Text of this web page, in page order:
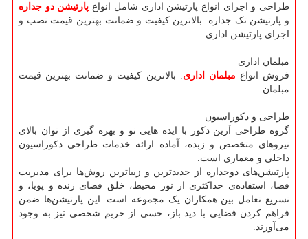
طراحی و اجرای انواع پارتیشن اداری شامل انواع پارتیشن دو جداره
و پارتیشن تک جداره. بالاترین کیفیت و ضمانت بهترین قیمت نصب و
اجرای پارتیشن اداری.
مبلمان اداری
فروش انواع مبلمان اداری . بالاترین کیفیت و ضمانت بهترین قیمت
مبلمان.
طراحی و دکوراسیون
گروه طراحی آرین دکور با ایده هایی نو و بهره گیری از توان بالای
نیروهای متخصص و زبده، آماده ارائه خدمات طراحی دکوراسیون
داخلی و معماری است.
پارتیشن‌های دوجداره از جدیدترین و زیباترین روش‌ها برای مدیریت
فضا، استفاده‌ی حداکثری از نور محیط، خلق فضای زنده و پویا، و
تسریع تعامل بین همکاران یک مجموعه است. این پارتیشن‌ها ضمن
فراهم کردن فضایی با دید باز، حسی از حریم شخصی نیز به وجود
می‌آورند.